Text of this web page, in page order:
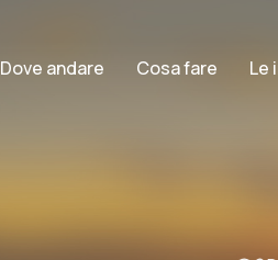
Dove andare Cosa fare Le